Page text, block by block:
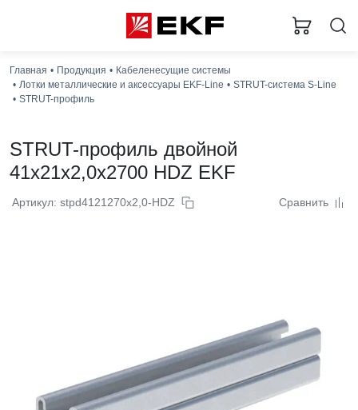
Главная Продукция
Кабеленесущие системы
Лотки металлические и аксессуары EKF-Line
STRUT-система S-Line
STRUT-профиль
STRUT-профиль двойной
41x21x2,0x2700 HDZ EKF
Артикул: stpd4121270x2,0-HDZ Сравнить